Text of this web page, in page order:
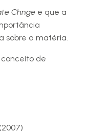
Chnge e que a
sobre a matéria.
de